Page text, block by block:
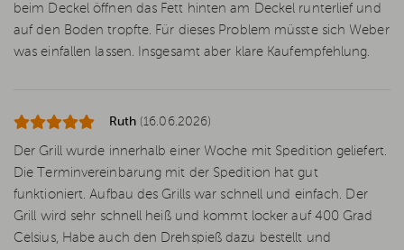
beim Deckel öffnen das Fett hinten am Deckel runterlief und
auf den Boden tropfte. Für dieses Problem müsste sich Weber
was einfallen lassen. Insgesamt aber klare Kaufempfehlung.
Ruth (16.06.2026)
Der Grill wurde innerhalb einer Woche mit Spedition geliefert.
Die Terminvereinbarung mit der Spedition hat gut
funktioniert. Aufbau des Grills war schnell und einfach. Der
Grill wird sehr schnell heiß und kommt locker auf 400 Grad
Celsius, Habe auch den Drehspieß dazu bestellt und